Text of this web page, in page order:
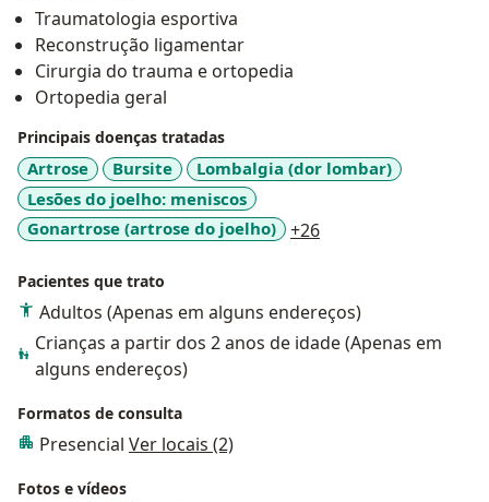
Traumatologia esportiva
Reconstrução ligamentar
Cirurgia do trauma e ortopedia
Ortopedia geral
Principais doenças tratadas
Artrose Bursite
Lombalgia (dor lombar)
Lesões do joelho: meniscos
Gonartrose (artrose do joelho)
+26
Pacientes que trato
Adultos (Apenas em alguns endereços)
Crianças a partir dos 2 anos de idade (Apenas em
alguns endereços)
Formatos de consulta
Presencial Ver locais (2)
Fotos e vídeos